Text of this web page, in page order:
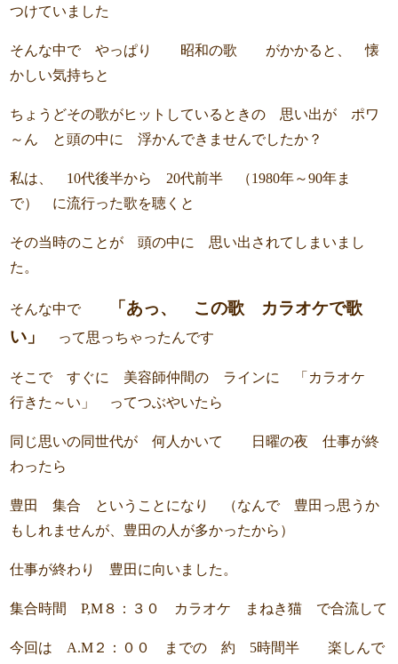
つけていました
そんな中で やっぱり 昭和の歌 がかかると、 懐
かしい気持ちと
ちょうどその歌がヒットしているときの 思い出が ポワ
～ん と頭の中に 浮かんできませんでしたか？
私は、 10代後半から 20代前半 （1980年～90年ま
で） に流行った歌を聴くと
その当時のことが 頭の中に 思い出されてしまいまし
た。
そんな中で
「あっ、 この歌 カラオケで歌
い」
って思っちゃったんです
そこで すぐに 美容師仲間の ラインに 「カラオケ
行きた～い」 ってつぶやいたら
同じ思いの同世代が 何人かいて 日曜の夜 仕事が終
わったら
豊田 集合 ということになり （なんで 豊田っ思うか
もしれませんが、豊田の人が多かったから）
仕事が終わり 豊田に向いました。
集合時間 P,M８：３０ カラオケ まねき猫 で合流して
今回は A.M２：００ までの 約 5時間半 楽しんで